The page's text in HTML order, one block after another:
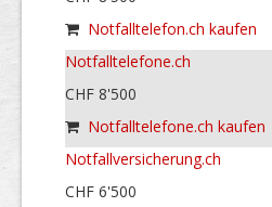
Notfalltelefon.ch kaufen
Notfalltelefone.ch
CHF 8'500
Notfalltelefone.ch kaufen
Notfallversicherung.ch
CHF 6'500